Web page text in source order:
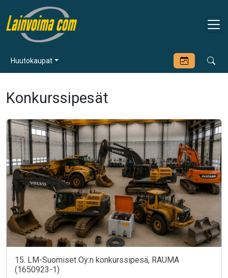
Huutokaupat
Konkurssipesät
15. LM-Suomiset Oy:n konkurssipesä, RAUMA
(1650923-1)